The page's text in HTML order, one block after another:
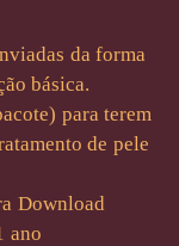
da forma
básica.
para terem
de pele
Download
ano